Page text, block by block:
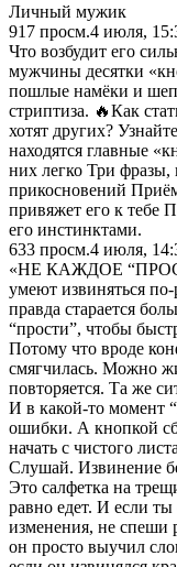
Личный мужик
917 просм.4 июля,
Что возбудит его
мужчины десятки
пошлые намёки и
стриптиза. 🔥Как
хотят других?
находятся главные
них легко Три фразы,
прикосновений
привяжет его к тебе
его инстинктами.
633 просм.4 июля,
«НЕ КАЖДОЕ
умеют извиняться
правда старается
“прости”, чтобы
Потому что вроде
смягчилась. Можно
повторяется. Та же
И в какой-то момент
ошибки. А кнопкой
начать с чистого
Слушай. Извинение
Это салфетка на
равно едет. И если
изменения, не спеши
он просто выучил